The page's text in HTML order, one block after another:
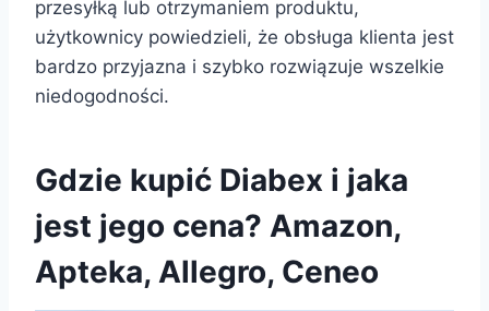
przesyłką lub otrzymaniem produktu,
użytkownicy powiedzieli, że obsługa klienta jest
bardzo przyjazna i szybko rozwiązuje wszelkie
niedogodności.
Gdzie kupić Diabex i jaka
jest jego cena? Amazon,
Apteka, Allegro, Ceneo